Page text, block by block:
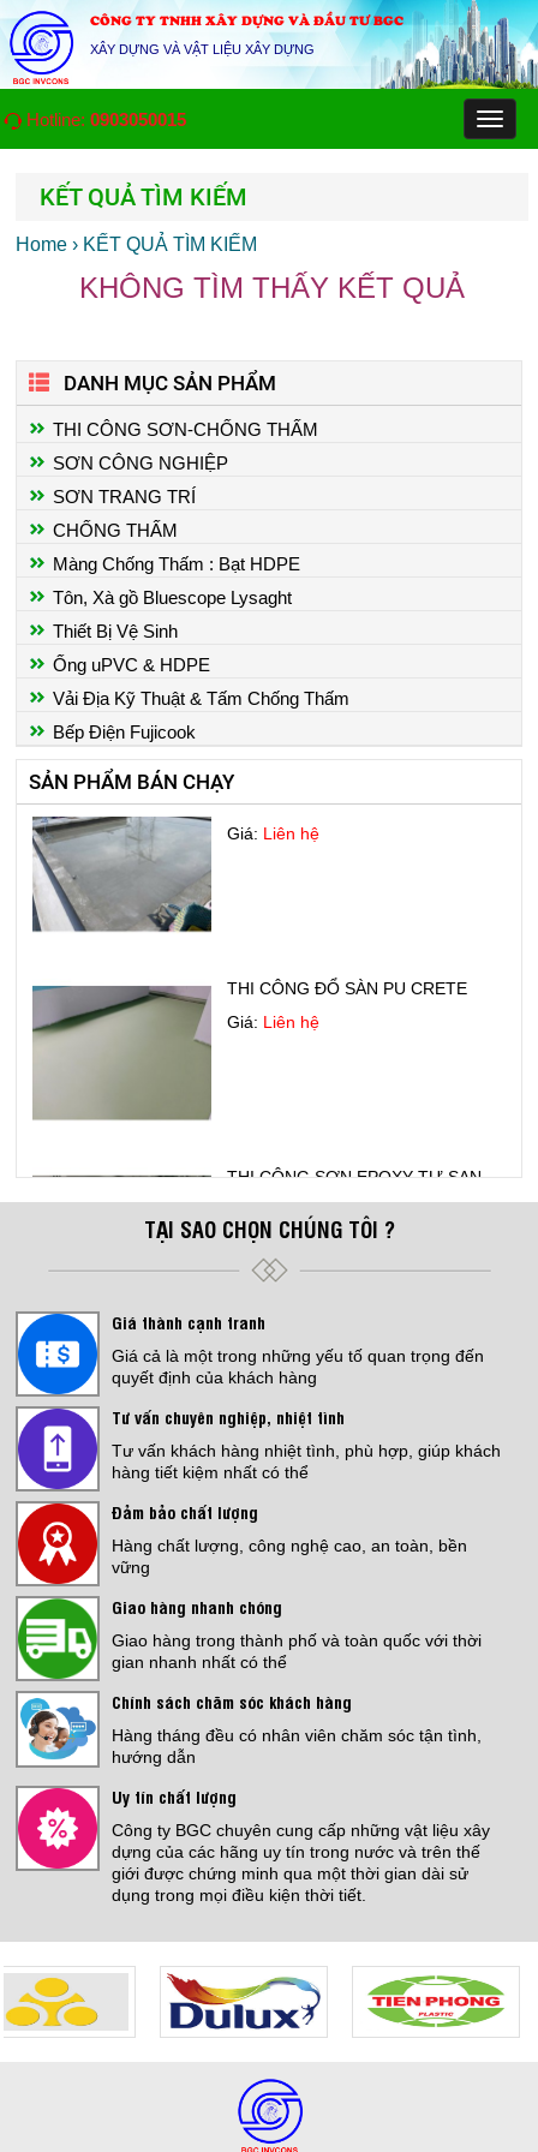
CÔNG TY TNHH XÂY DỰNG VÀ ĐẦU TƯ BGC
XÂY DỰNG VÀ VẬT LIỆU XÂY DỰNG
Toggle
Hotline: 0903050015
KẾT QUẢ TÌM KIẾM
Home › KẾT QUẢ TÌM KIẾM
KHÔNG TÌM THẤY KẾT QUẢ
DANH MỤC SẢN PHẨM
THI CÔNG SƠN-CHỐNG THẤM
SƠN CÔNG NGHIỆP
SƠN TRANG TRÍ
CHỐNG THẤM
Màng Chống Thấm : Bạt HDPE
Tôn, Xà gồ Bluescope Lysaght
Thiết Bị Vệ Sinh
Ống uPVC & HDPE
Vải Địa Kỹ Thuật & Tấm Chống Thấm
Bếp Điện Fujicook
SẢN PHẨM BÁN CHẠY
THI CÔNG SƠN EPOXY NHÀ
CHỐNG THẤM SÀN MÁI
Giá: Liên hệ
THI CÔNG ĐỔ SÀN PU CRETE
Giá: Liên hệ
THI CÔNG SƠN EPOXY TỰ SAN
Giá:Liên hệ
Bếp Điện Fujicook - Công nghệ Nhật
Bản Model: 589
Giá:4,500,000 đ
Bếp Điện Fujicook - Công nghệ Nhật
Giá:3,999,000 đ
KOVA MATIC KL5 25KG
Jotun Futura Classic
Giá:4,140,000 đ
XƯỞNG
Giá: Liên hệ
THI CÔNG ĐỔ SÀN PU CRETE
Giá:Liên hệ
TẠI SAO CHỌN CHÚNG TÔI ?
Giá thành cạnh tranh
Giá cả là một trong những yếu tố quan trọng đến
quyết định của khách hàng
Tư vấn chuyên nghiệp, nhiệt tình
Tư vấn khách hàng nhiệt tình, phù hợp, giúp khách
hàng tiết kiệm nhất có thể
Đảm bảo chất lượng
Hàng chất lượng, công nghệ cao, an toàn, bền
vững
Giao hàng nhanh chóng
Giao hàng trong thành phố và toàn quốc với thời
gian nhanh nhất có thể
Chính sách chăm sóc khách hàng
Hàng tháng đều có nhân viên chăm sóc tận tình,
hướng dẫn
Uy tín chất lượng
Công ty BGC chuyên cung cấp những vật liệu xây
dựng của các hãng uy tín trong nước và trên thế
giới được chứng minh qua một thời gian dài sử
dụng trong mọi điều kiện thời tiết.